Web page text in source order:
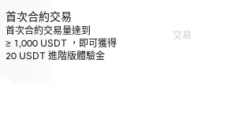
首次合約交易
首次合約交易量達到
≥ 1,000 USDT ，即可獲得
20 USDT 進階版體驗金
交易